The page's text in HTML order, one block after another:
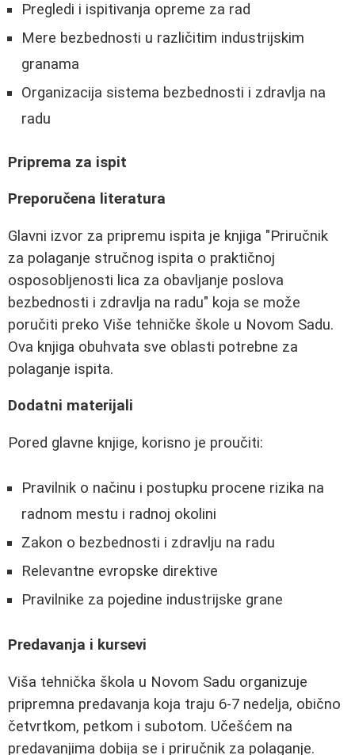
Pregledi i ispitivanja opreme za rad
Mere bezbednosti u različitim industrijskim
granama
Organizacija sistema bezbednosti i zdravlja na
radu
Priprema za ispit
Preporučena literatura
Glavni izvor za pripremu ispita je knjiga "Priručnik
za polaganje stručnog ispita o praktičnoj
osposobljenosti lica za obavljanje poslova
bezbednosti i zdravlja na radu" koja se može
poručiti preko Više tehničke škole u Novom Sadu.
Ova knjiga obuhvata sve oblasti potrebne za
polaganje ispita.
Dodatni materijali
Pored glavne knjige, korisno je proučiti:
Pravilnik o načinu i postupku procene rizika na
radnom mestu i radnoj okolini
Zakon o bezbednosti i zdravlju na radu
Relevantne evropske direktive
Pravilnike za pojedine industrijske grane
Predavanja i kursevi
Viša tehnička škola u Novom Sadu organizuje
pripremna predavanja koja traju 6-7 nedelja, obično
četvrtkom, petkom i subotom. Učešćem na
predavanjima dobija se i priručnik za polaganje.